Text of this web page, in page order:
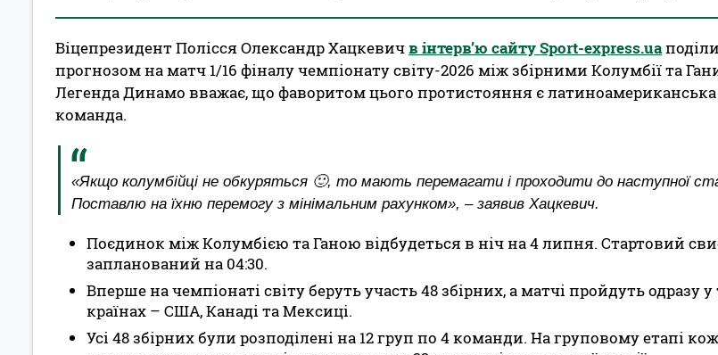
Віцепрезидент Полісся Олександр Хацкевичв інтерв’ю сайту Sport-express.ua
прогнозом на матч 1/16 фіналу чемпіонату світу-2026 між збірними Колумбії та
Легенда Динамо вважає, що фаворитом цього протистояння є латиноамериканська
команда.
«Якщо колумбійці не обкуряться 🙂, то мають перемагати і проходити до наступної
Поставлю на їхню перемогу з мінімальним рахунком», – заявив Хацкевич.
Поєдинок між Колумбією та Ганою відбудеться в ніч на 4 липня. Стартовий
запланований на 04:30.
Вперше на чемпіонаті світу беруть участь 48 збірних, а матчі пройдуть одразу у
країнах – США, Канаді та Мексиці.
Усі 48 збірних були розподілені на 12 груп по 4 команди. На груповому етапі